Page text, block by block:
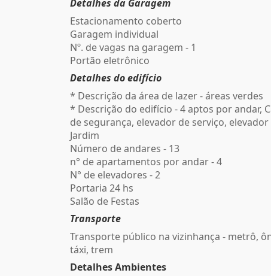
Detalhes da Garagem
Estacionamento coberto
Garagem individual
Nº. de vagas na garagem - 1
Portão eletrônico
Detalhes do edifício
* Descrição da área de lazer - áreas verdes
* Descrição do edifício - 4 aptos por andar,
de segurança, elevador de serviço, elevador
Jardim
Número de andares - 13
n° de apartamentos por andar - 4
N° de elevadores - 2
Portaria 24 hs
Salão de Festas
Transporte
Transporte público na vizinhança - metrô,
táxi, trem
Detalhes Ambientes